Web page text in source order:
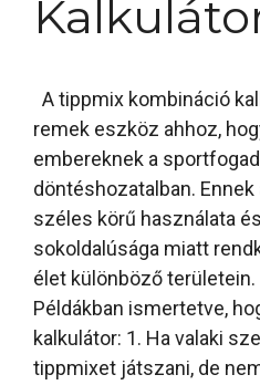
A tippmix kombináció
remek eszköz ahhoz,
embereknek a
döntéshozatalban. Ennek
széles körű használata és
sokoldalúsága miatt
élet különböző területein.
Példákban ismertetve,
kalkulátor: 1. Ha valaki
tippmixet játszani, de